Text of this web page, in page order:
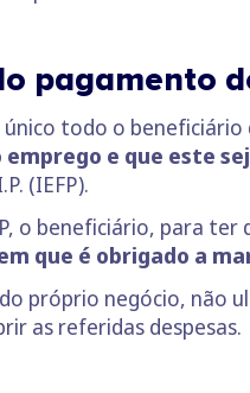
pagamento
todo o beneficiário
e que este
(IEFP).
o beneficiário, para
que é obrigado a
próprio negócio, não
as referidas despesas.